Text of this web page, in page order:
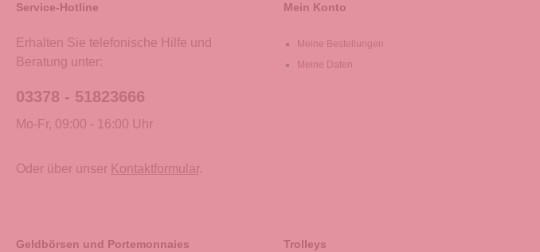
Service-Hotline
Erhalten Sie telefonische Hilfe und
Beratung unter:
03378 - 51823666
Mo-Fr, 09:00 - 16:00 Uhr
Oder über unser Kontaktformular.
Mein Konto
Meine Bestellungen
Meine Daten
Geldbörsen und Portemonnaies Trolleys